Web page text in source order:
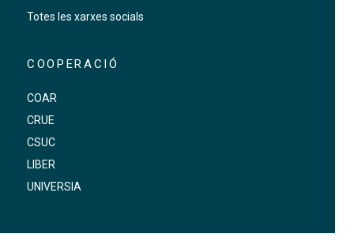
Totes les xarxes socials
COOPERACIÓ
COAR
CRUE
CSUC
LIBER
UNIVERSIA